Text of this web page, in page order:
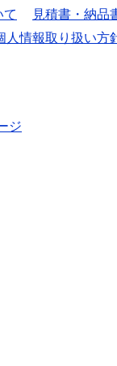
て 見積書・納品
人情報取り扱い方
ジ